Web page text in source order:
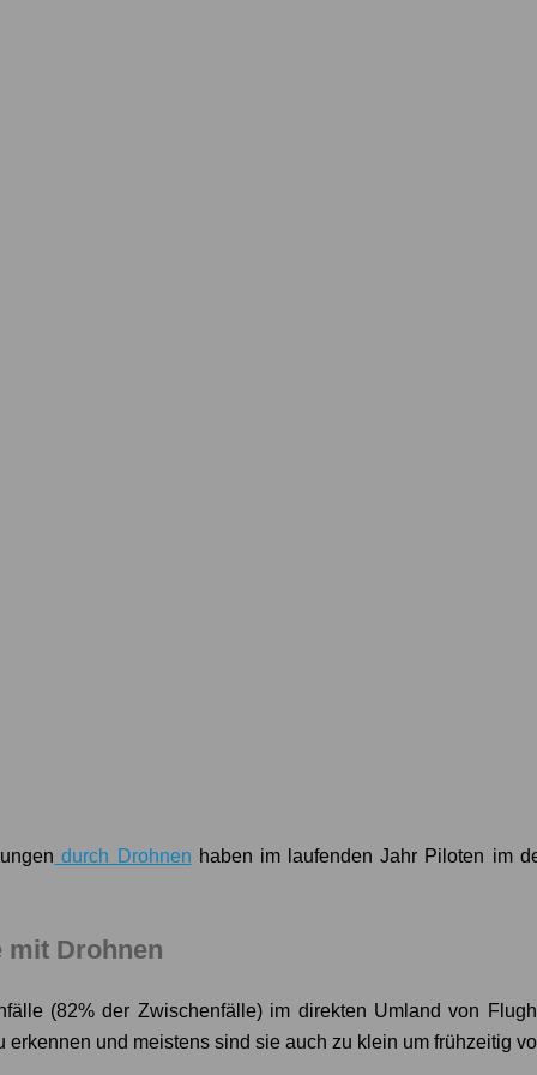
durch Drohnen haben im laufenden Jahr Piloten im
mit Drohnen
(82% der Zwischenfälle) im direkten Umland von
und meistens sind sie auch zu klein um frühzeitig